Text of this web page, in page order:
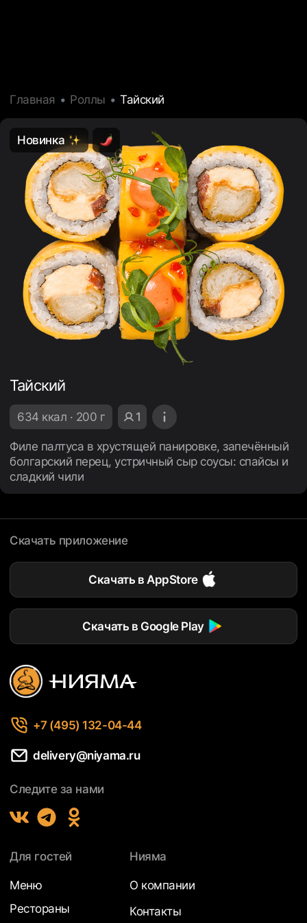
Главная Роллы Тайский
Новинка
Тайский
634 ккал · 200 г 1
Филе палтуса в хрустящей панировке, запечённый
болгарский перец, устричный сыр соусы: спайсы и
сладкий чили
Скачать приложение
Скачать в AppStore
Скачать в Google Play
+7 (495) 132-04-44
delivery@niyama.ru
Следите за нами
Для гостей
Меню
Рестораны
Нияма
О компании
Контакты